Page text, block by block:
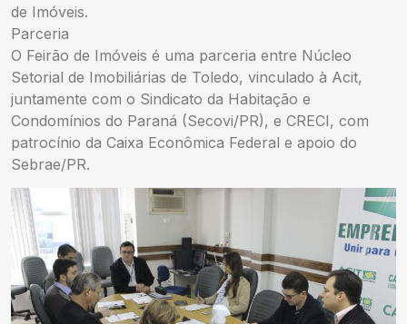
de Imóveis.
Parceria
O Feirão de Imóveis é uma parceria entre Núcleo
Setorial de Imobiliárias de Toledo, vinculado à Acit,
juntamente com o Sindicato da Habitação e
Condomínios do Paraná (Secovi/PR), e CRECI, com
patrocínio da Caixa Econômica Federal e apoio do
Sebrae/PR.